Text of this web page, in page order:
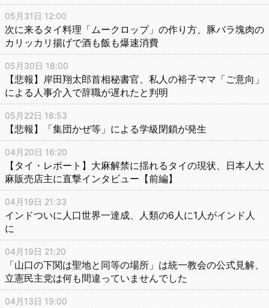
05月31日 12:00
次に来るタイ料理「ムークロップ」の作り方、豚バラ塊肉の
カリッカリ揚げで酒も飯も爆速消費
05月30日 18:00
【悲報】岸田翔太郎首相秘書官、私人の裕子ママ「ご意向」
による人事介入で辞職が遅れたと判明
05月22日 18:53
【悲報】「集団かぜ等」による学級閉鎖が発生
04月20日 16:20
【タイ・レポート】大麻解禁に揺れるタイの現状、日本人大
麻販売店主に直撃インタビュー【前編】
04月19日 21:33
インドついに人口世界一達成、人類の6人に1人がインド人
に
04月19日 21:20
「山口の下関は聖地と同等の場所」は統一教会の公式見解、
立憲民主党は何も間違っていませんでした
04月13日 19:00